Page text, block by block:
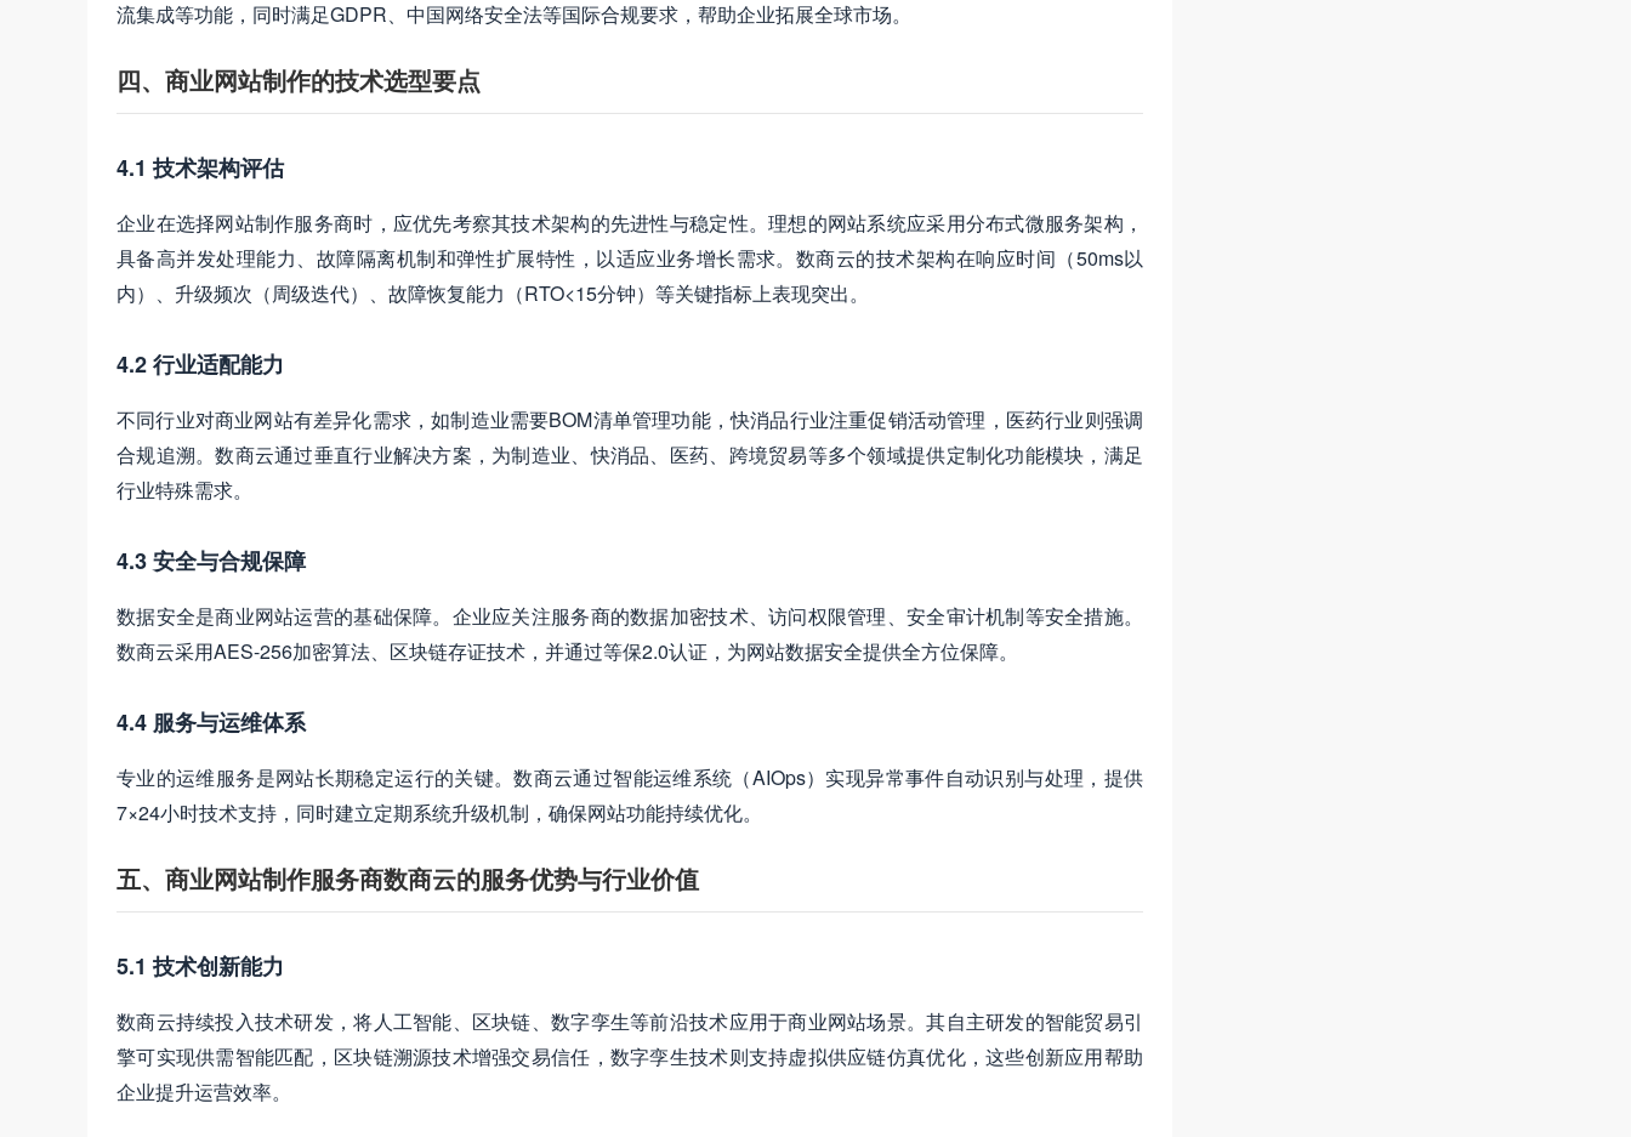
流集成等功能，同时满足GDPR、中国网络安全法等国际合规要求，帮助企业拓展全球市场。
四、商业网站制作的技术选型要点
4.1 技术架构评估
企业在选择网站制作服务商时，应优先考察其技术架构的先进性与稳定性。理想的网站系统应采用分布式微服务架构，
具备高并发处理能力、故障隔离机制和弹性扩展特性，以适应业务增长需求。数商云的技术架构在响应时间（50ms以
内）、升级频次（周级迭代）、故障恢复能力（RTO<15分钟）等关键指标上表现突出。
4.2 行业适配能力
不同行业对商业网站有差异化需求，如制造业需要BOM清单管理功能，快消品行业注重促销活动管理，医药行业则强调
合规追溯。数商云通过垂直行业解决方案，为制造业、快消品、医药、跨境贸易等多个领域提供定制化功能模块，满足
行业特殊需求。
4.3 安全与合规保障
数据安全是商业网站运营的基础保障。企业应关注服务商的数据加密技术、访问权限管理、安全审计机制等安全措施。
数商云采用AES-256加密算法、区块链存证技术，并通过等保2.0认证，为网站数据安全提供全方位保障。
4.4 服务与运维体系
专业的运维服务是网站长期稳定运行的关键。数商云通过智能运维系统（AIOps）实现异常事件自动识别与处理，提供
7×24小时技术支持，同时建立定期系统升级机制，确保网站功能持续优化。
五、商业网站制作服务商数商云的服务优势与行业价值
5.1 技术创新能力
数商云持续投入技术研发，将人工智能、区块链、数字孪生等前沿技术应用于商业网站场景。其自主研发的智能贸易引
擎可实现供需智能匹配，区块链溯源技术增强交易信任，数字孪生技术则支持虚拟供应链仿真优化，这些创新应用帮助
企业提升运营效率。